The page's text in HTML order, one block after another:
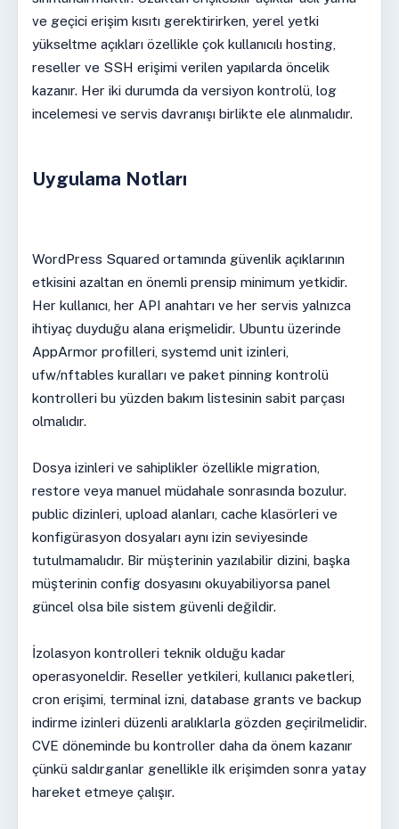
ve geçici erişim kısıtı gerektirirken, yerel yetki
yükseltme açıkları özellikle çok kullanıcılı hosting,
reseller ve SSH erişimi verilen yapılarda öncelik
kazanır. Her iki durumda da versiyon kontrolü, log
incelemesi ve servis davranışı birlikte ele alınmalıdır.
Uygulama Notları
WordPress Squared ortamında güvenlik açıklarının
etkisini azaltan en önemli prensip minimum yetkidir.
Her kullanıcı, her API anahtarı ve her servis yalnızca
ihtiyaç duyduğu alana erişmelidir. Ubuntu üzerinde
AppArmor profilleri, systemd unit izinleri,
ufw/nftables kuralları ve paket pinning kontrolü
kontrolleri bu yüzden bakım listesinin sabit parçası
olmalıdır.
Dosya izinleri ve sahiplikler özellikle migration,
restore veya manuel müdahale sonrasında bozulur.
public dizinleri, upload alanları, cache klasörleri ve
konfigürasyon dosyaları aynı izin seviyesinde
tutulmamalıdır. Bir müşterinin yazılabilir dizini, başka
müşterinin config dosyasını okuyabiliyorsa panel
güncel olsa bile sistem güvenli değildir.
İzolasyon kontrolleri teknik olduğu kadar
operasyoneldir. Reseller yetkileri, kullanıcı paketleri,
cron erişimi, terminal izni, database grants ve backup
indirme izinleri düzenli aralıklarla gözden geçirilmelidir.
CVE döneminde bu kontroller daha da önem kazanır
çünkü saldırganlar genellikle ilk erişimden sonra yatay
hareket etmeye çalışır.